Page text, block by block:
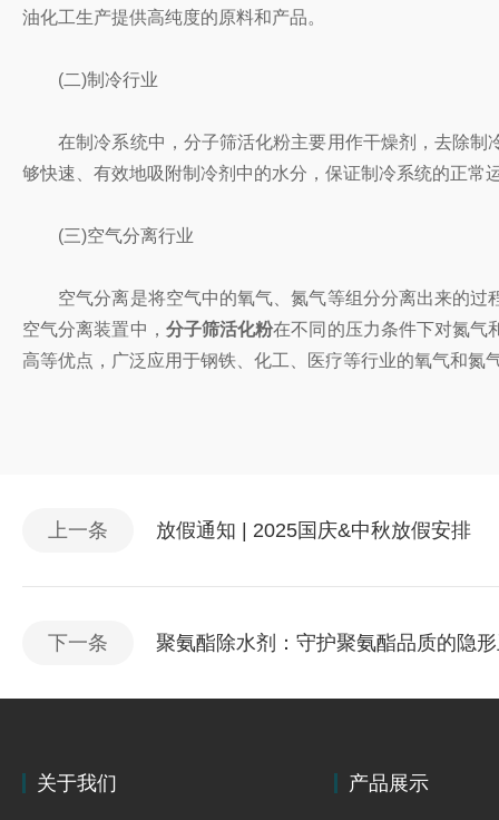
油化工生产提供高纯度的原料和产品。
(二)制冷行业
在制冷系统中，分子筛活化粉主要用作干燥剂，去除制
够快速、有效地吸附制冷剂中的水分，保证制冷系统的正
(三)空气分离行业
空气分离是将空气中的氧气、氮气等组分分离出来的过
空气分离装置中， 分子筛活化粉在不同的压力条件下对氮气
高等优点，广泛应用于钢铁、化工、医疗等行业的氧气和氮
上一条 放假通知 | 2025国庆&中秋放假安排
下一条 聚氨酯除水剂：守护聚氨酯品质的隐
关于我们 产品展示